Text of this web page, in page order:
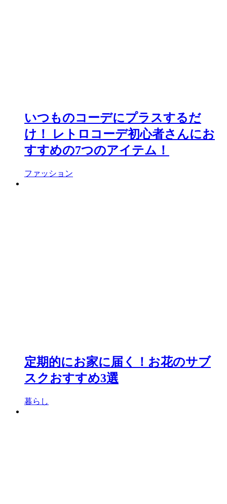
いつものコーデにプラスするだ
け！ レトロコーデ初心者さんにお
すすめの7つのアイテム！
ファッション
定期的にお家に届く！お花のサブ
スクおすすめ3選
暮らし